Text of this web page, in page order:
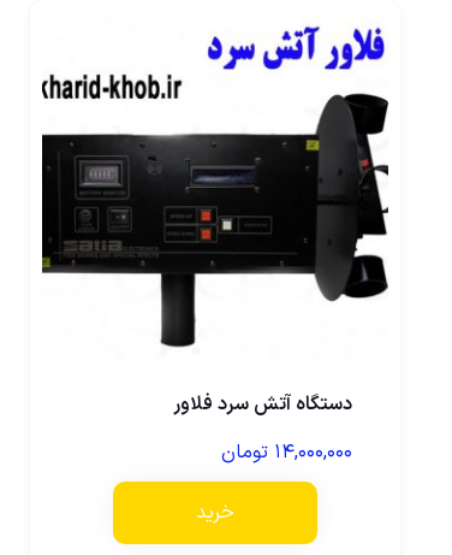
دستگاه آتش سرد فلاور
۱۴,۰۰۰,۰۰۰ تومان
خرید